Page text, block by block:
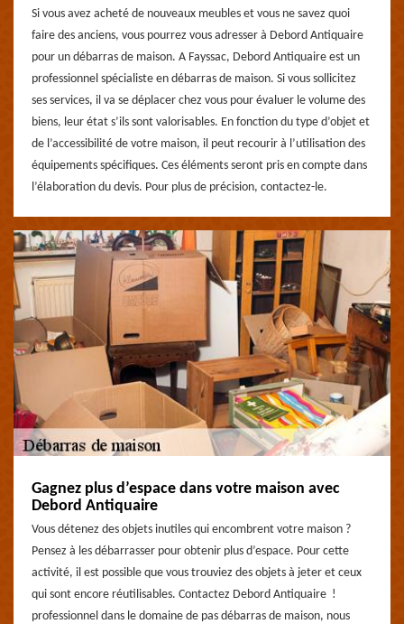
Si vous avez acheté de nouveaux meubles et vous ne savez quoi
faire des anciens, vous pourrez vous adresser à Debord Antiquaire
pour un débarras de maison. A Fayssac, Debord Antiquaire est un
professionnel spécialiste en débarras de maison. Si vous sollicitez
ses services, il va se déplacer chez vous pour évaluer le volume des
biens, leur état s’ils sont valorisables. En fonction du type d’objet et
de l’accessibilité de votre maison, il peut recourir à l’utilisation des
équipements spécifiques. Ces éléments seront pris en compte dans
l’élaboration du devis. Pour plus de précision, contactez-le.
Gagnez plus d’espace dans votre maison avec
Debord Antiquaire
Vous détenez des objets inutiles qui encombrent votre maison ?
Pensez à les débarrasser pour obtenir plus d’espace. Pour cette
activité, il est possible que vous trouviez des objets à jeter et ceux
qui sont encore réutilisables. Contactez Debord Antiquaire !
professionnel dans le domaine de pas débarras de maison, nous